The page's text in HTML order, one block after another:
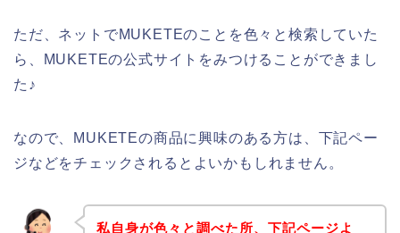
ただ、ネットでMUKETEのことを色々と検索していた
ら、MUKETEの公式サイトをみつけることができまし
た♪
なので、MUKETEの商品に興味のある方は、下記ペー
ジなどをチェックされるとよいかもしれません。
私自身が色々と調べた所、下記ページよ